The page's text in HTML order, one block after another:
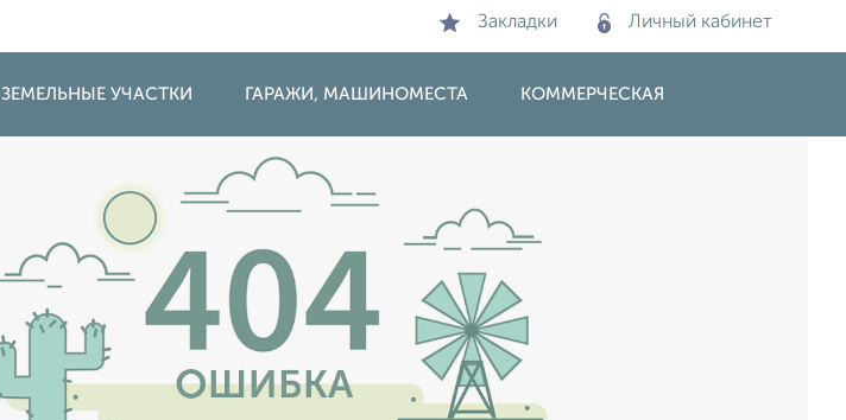
Закладки Личный кабинет
ЗЕМЕЛЬНЫЕ УЧАСТКИ ГАРАЖИ, МАШИНОМЕСТА КОММЕРЧЕСКАЯ